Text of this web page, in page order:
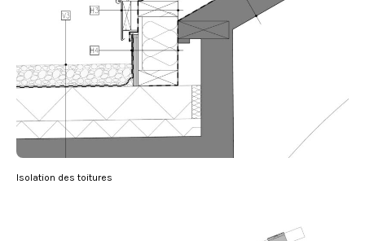
Isolation des toitures